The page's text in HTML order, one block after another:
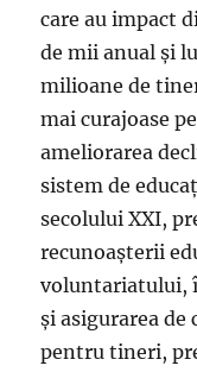
care au impact
de mii anual și
milioane de
mai curajoase
ameliorarea
sistem de
secolului XXI,
recunoașterii
voluntariatului,
și asigurarea de
pentru tineri,